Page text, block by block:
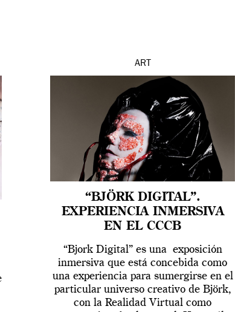
ART
“BJÖRK DIGITAL”.
EXPERIENCIA INMERSIVA
EN EL CCCB
“Bjork Digital” es una exposición
inmersiva que está concebida como
una experiencia para sumergirse en el
particular universo creativo de Björk,
con la Realidad Virtual como